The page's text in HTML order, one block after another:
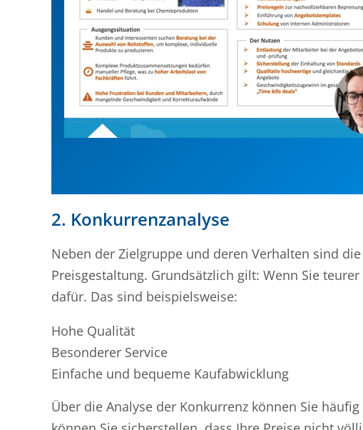
2. Konkurrenzanalyse
Neben der Zielgruppe und deren Verhalten sind die
Preisgestaltung. Grundsätzlich gilt: Wenn Sie
dafür. Das sind beispielsweise:
Hohe Qualität
Besonderer Service
Einfache und bequeme Kaufabwicklung
Über die Analyse der Konkurrenz können Sie